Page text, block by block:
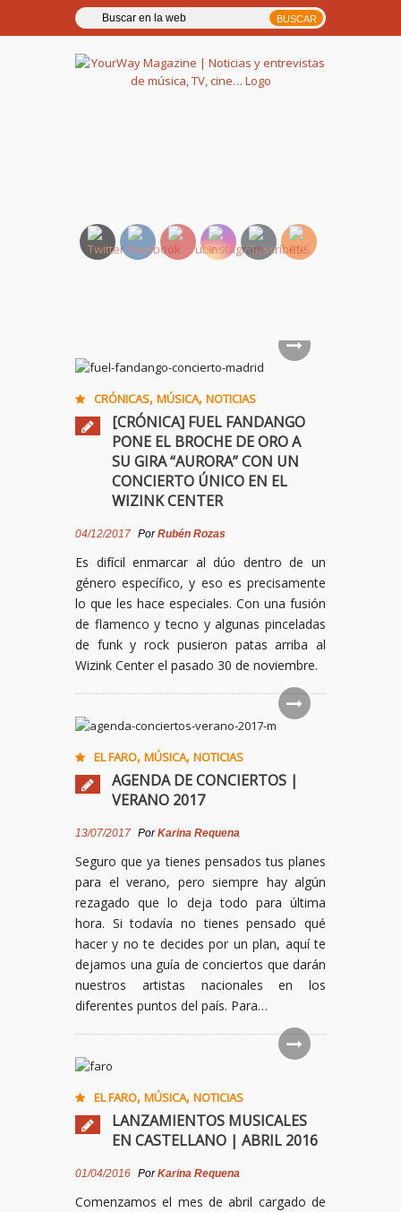
CRÓNICAS, MÚSICA, NOTICIAS
[CRÓNICA] FUEL FANDANGO
PONE EL BROCHE DE ORO A
SU GIRA “AURORA” CON UN
CONCIERTO ÚNICO EN EL
WIZINK CENTER
04/12/2017 PorRubén Rozas
Es difícil enmarcar al dúo dentro de un
género específico, y eso es precisamente
lo que les hace especiales. Con una fusión
de flamenco y tecno y algunas pinceladas
de funk y rock pusieron patas arriba al
Wizink Center el pasado 30 de noviembre.
EL FARO, MÚSICA, NOTICIAS
AGENDA DE CONCIERTOS |
VERANO 2017
13/07/2017 PorKarina Requena
Seguro que ya tienes pensados tus planes
para el verano, pero siempre hay algún
rezagado que lo deja todo para última
hora. Si todavía no tienes pensado qué
hacer y no te decides por un plan, aquí te
dejamos una guía de conciertos que darán
nuestros artistas nacionales en los
diferentes puntos del país. Para…
EL FARO, MÚSICA, NOTICIAS
LANZAMIENTOS MUSICALES
EN CASTELLANO | ABRIL 2016
01/04/2016 PorKarina Requena
Comenzamos el mes de abril cargado de